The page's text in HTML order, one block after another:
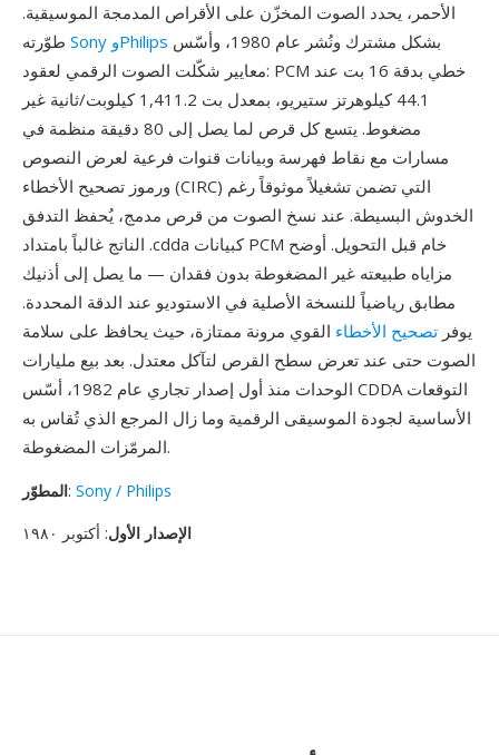
الأحمر، يحدد الصوت المخزّن على الأقراص المدمجة الموسيقية.
Sony وPhilips
معايير شكّلت الصوت الرقمي لعقود: PCM خطي بدقة 16 بت عند
44.1 كيلوهرتز ستيريو، بمعدل بت 1,411.2 كيلوبت/ثانية غير
مضغوط. يتسع كل قرص لما يصل إلى 80 دقيقة منظمة في
مسارات مع نقاط فهرسة وبيانات قنوات فرعية لعرض النصوص
ورموز تصحيح الأخطاء (CIRC) التي تضمن تشغيلاً موثوقاً رغم
الخدوش البسيطة. عند نسخ الصوت من قرص مدمج، يُحفظ التدفق
الناتج غالباً بامتداد .cdda كبيانات PCM خام قبل التحويل. أوضح
مزاياه طبيعته غير المضغوطة بدون فقدان — ما يصل إلى أذنيك
مطابق رياضياً للنسخة الأصلية في الاستوديو عند الدقة المحددة.
يوفر تصحيح الأخطاء القوي مرونة ممتازة، حيث يحافظ على سلامة
الصوت حتى عند تعرض سطح القرص لتآكل معتدل. بعد بيع مليارات
الوحدات منذ أول إصدار تجاري عام 1982، أسّس CDDA التوقعات
الأساسية لجودة الموسيقى الرقمية وما زال المرجع الذي تُقاس به
المرمّزات المضغوطة.
المطوّر: Sony / Philips
الإصدار الأول: أكتوبر ١٩٨٠